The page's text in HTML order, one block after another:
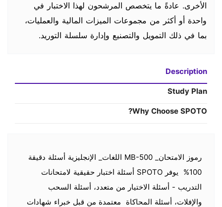
الأخرى. عادةً ما يتخصص المرشحون لهذا الاختبار في
واحدة أو أكثر من مجموعات الميزات المالية والعمليات،
بما في ذلك التمويل والتصنيع وإدارة سلسلة التوريد.
Description
Study Plan
Why Choose SPOTO?
رموز الامتحان_ MB-500 اللغات_ الإنجليزية أسئلة دقيقة
100% يوفر SPOTO أسئلة اختبار حقيقية لامتحانات
التدريب - أسئلة الاختيار من متعدد، أسئلة السحب
والإفلات، أسئلة المحاكاة معتمدة من قبل خبراء شهادات